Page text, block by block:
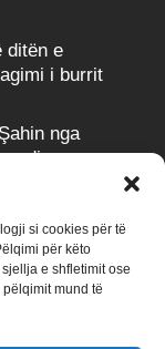
si cookies për të
për këto
e shfletimit ose
mund të
ditën e
i burrit
nga
e
Followers